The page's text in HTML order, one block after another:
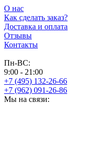
О нас
Как сделать заказ?
Доставка и оплата
Отзывы
Контакты
Пн-ВС:
9:00 - 21:00
+7 (495) 132-26-66
+7 (962) 091-26-86
Мы на связи: